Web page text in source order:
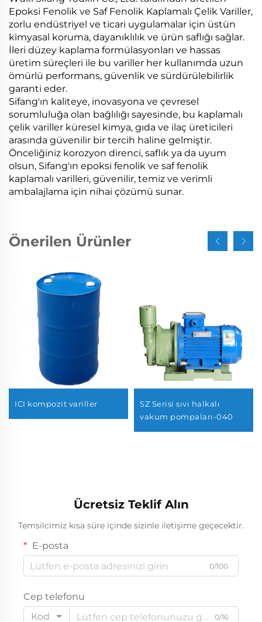
Epoksi Fenolik ve Saf Fenolik Kaplamalı Çelik Variller,
zorlu endüstriyel ve ticari uygulamalar için üstün
kimyasal koruma, dayanıklılık ve ürün saflığı sağlar.
İleri düzey kaplama formülasyonları ve hassas
üretim süreçleri ile bu variller her kullanımda uzun
ömürlü performans, güvenlik ve sürdürülebilirlik
garanti eder.
Sifang'ın kaliteye, inovasyona ve çevresel
sorumluluğa olan bağlılığı sayesinde, bu kaplamalı
çelik variller küresel kimya, gıda ve ilaç üreticileri
arasında güvenilir bir tercih haline gelmiştir.
Önceliğiniz korozyon direnci, saflık ya da uyum
olsun, Sifang'ın epoksi fenolik ve saf fenolik
kaplamalı varilleri, güvenilir, temiz ve verimli
ambalajlama için nihai çözümü sunar.
Önerilen Ürünler
ICI kompozit variller
SZ Serisi sıvı halkalı
vakum pompaları-040
Ücretsiz Teklif Alın
Temsilcimiz kısa süre içinde sizinle iletişime geçecektir.
E-posta
0/100
Cep telefonu
Kod
0/16